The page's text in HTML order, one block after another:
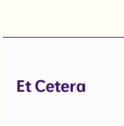
Et Cetera